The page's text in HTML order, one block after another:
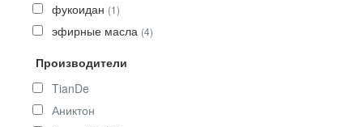
фукоидан (1)
эфирные масла (4)
Производители
TianDe
Аниктон